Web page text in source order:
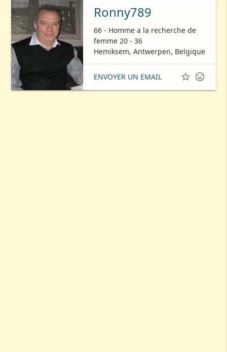
Ronny789
66 - Homme a la recherche de
femme 20 - 36
Hemiksem, Antwerpen, Belgique
ENVOYER UN EMAIL  